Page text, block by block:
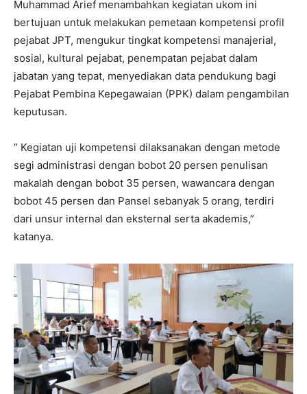
Muhammad Arief menambahkan kegiatan ukom ini
bertujuan untuk melakukan pemetaan kompetensi profil
pejabat JPT, mengukur tingkat kompetensi manajerial,
sosial, kultural pejabat, penempatan pejabat dalam
jabatan yang tepat, menyediakan data pendukung bagi
Pejabat Pembina Kepegawaian (PPK) dalam pengambilan
keputusan.
” Kegiatan uji kompetensi dilaksanakan dengan metode
segi administrasi dengan bobot 20 persen penulisan
makalah dengan bobot 35 persen, wawancara dengan
bobot 45 persen dan Pansel sebanyak 5 orang, terdiri
dari unsur internal dan eksternal serta akademis,”
katanya.